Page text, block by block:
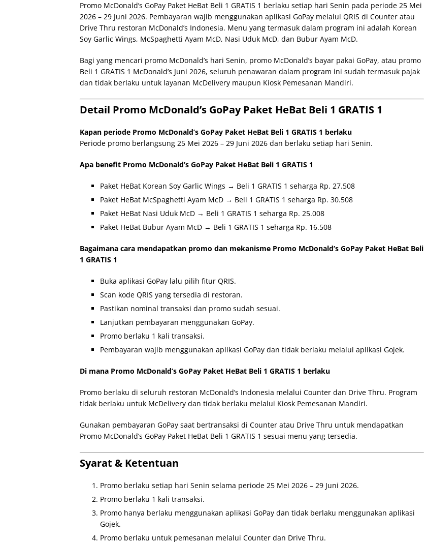
Promo McDonald’s GoPay Paket HeBat Beli 1 GRATIS 1 berlaku setiap hari Senin pada periode 25 Mei
2026 – 29 Juni 2026. Pembayaran wajib menggunakan aplikasi GoPay melalui QRIS di Counter atau
Drive Thru restoran McDonald’s Indonesia. Menu yang termasuk dalam program ini adalah Korean
Soy Garlic Wings, McSpaghetti Ayam McD, Nasi Uduk McD, dan Bubur Ayam McD.
Bagi yang mencari promo McDonald’s hari Senin, promo McDonald’s bayar pakai GoPay, atau promo
Beli 1 GRATIS 1 McDonald’s Juni 2026, seluruh penawaran dalam program ini sudah termasuk pajak
dan tidak berlaku untuk layanan McDelivery maupun Kiosk Pemesanan Mandiri.
Detail Promo McDonald’s GoPay Paket HeBat Beli 1 GRATIS 1
Kapan periode Promo McDonald’s GoPay Paket HeBat Beli 1 GRATIS 1 berlaku
Periode promo berlangsung 25 Mei 2026 – 29 Juni 2026 dan berlaku setiap hari Senin.
Apa benefit Promo McDonald’s GoPay Paket HeBat Beli 1 GRATIS 1
Paket HeBat Korean Soy Garlic Wings → Beli 1 GRATIS 1 seharga Rp. 27.508
Paket HeBat McSpaghetti Ayam McD → Beli 1 GRATIS 1 seharga Rp. 30.508
Paket HeBat Nasi Uduk McD → Beli 1 GRATIS 1 seharga Rp. 25.008
Paket HeBat Bubur Ayam McD → Beli 1 GRATIS 1 seharga Rp. 16.508
Bagaimana cara mendapatkan promo dan mekanisme Promo McDonald’s GoPay Paket HeBat Beli
1 GRATIS 1
Buka aplikasi GoPay lalu pilih fitur QRIS.
Scan kode QRIS yang tersedia di restoran.
Pastikan nominal transaksi dan promo sudah sesuai.
Lanjutkan pembayaran menggunakan GoPay.
Promo berlaku 1 kali transaksi.
Pembayaran wajib menggunakan aplikasi GoPay dan tidak berlaku melalui aplikasi Gojek.
Di mana Promo McDonald’s GoPay Paket HeBat Beli 1 GRATIS 1 berlaku
Promo berlaku di seluruh restoran McDonald’s Indonesia melalui Counter dan Drive Thru. Program
tidak berlaku untuk McDelivery dan tidak berlaku melalui Kiosk Pemesanan Mandiri.
Gunakan pembayaran GoPay saat bertransaksi di Counter atau Drive Thru untuk mendapatkan
Promo McDonald’s GoPay Paket HeBat Beli 1 GRATIS 1 sesuai menu yang tersedia.
Syarat & Ketentuan
Promo berlaku setiap hari Senin selama periode 25 Mei 2026 – 29 Juni 2026.
Promo berlaku 1 kali transaksi.
Promo hanya berlaku menggunakan aplikasi GoPay dan tidak berlaku menggunakan aplikasi
Gojek.
Promo berlaku untuk pemesanan melalui Counter dan Drive Thru.